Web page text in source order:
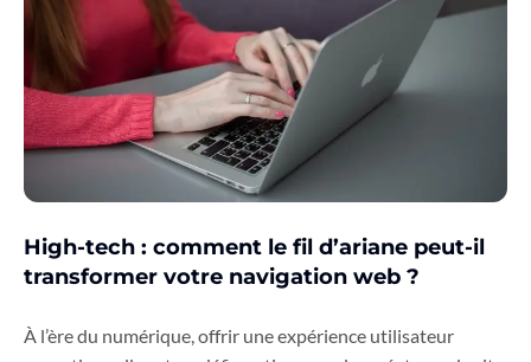
High-tech : comment le fil d’ariane peut-il
transformer votre navigation web ?
À l’ère du numérique, offrir une expérience utilisateur